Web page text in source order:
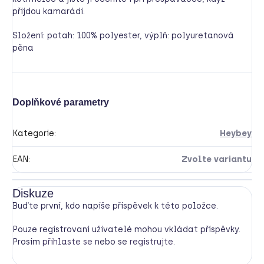
přijdou kamarádi.
Složení: potah: 100% polyester, výplň: polyuretanová
pěna
Doplňkové parametry
Kategorie: Heybey
EAN: Zvolte variantu
Diskuze
Buďte první, kdo napíše příspěvek k této položce.
Pouze registrovaní uživatelé mohou vkládat příspěvky.
Prosím přihlaste se nebo se registrujte.